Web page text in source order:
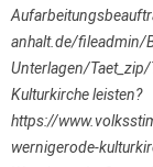
anhalt.de/fileadmin/
Unterlagen/
Kulturkirche leisten?
https://
wernigerode-